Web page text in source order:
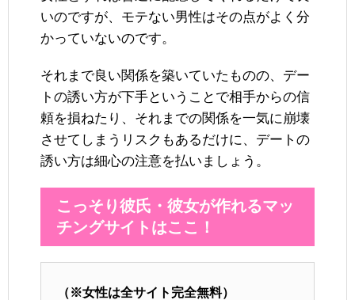
いのですが、モテない男性はその点がよく分
かっていないのです。
それまで良い関係を築いていたものの、デー
トの誘い方が下手ということで相手からの信
頼を損ねたり、それまでの関係を一気に崩壊
させてしまうリスクもあるだけに、デートの
誘い方は細心の注意を払いましょう。
こっそり彼氏・彼女が作れるマッ
チングサイトはここ！
（※女性は全サイト完全無料）